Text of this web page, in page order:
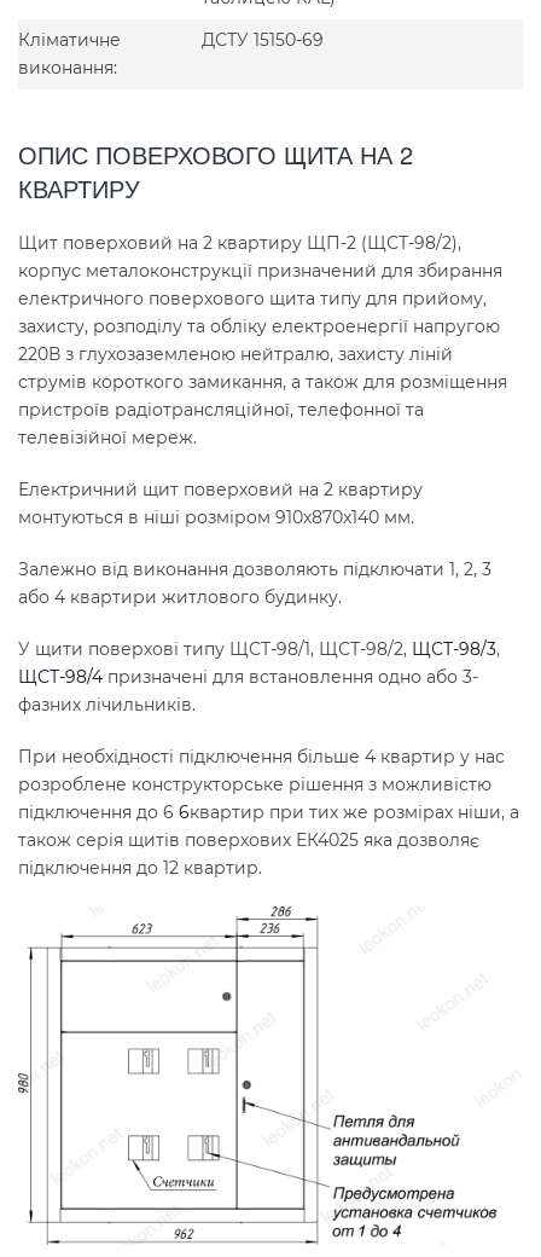
Кліматичне
виконання:
ДСТУ 15150-69
ОПИС ПОВЕРХОВОГО ЩИТА НА 2
КВАРТИРУ
Щит поверховий на 2 квартиру ЩП-2 (ЩСТ-98/2),
корпус металоконструкції призначений для збирання
електричного поверхового щита типу для прийому,
захисту, розподілу та обліку електроенергії напругою
220В з глухозаземленою нейтралю, захисту ліній
струмів короткого замикання, а також для розміщення
пристроїв радіотрансляційної, телефонної та
телевізійної мереж.
Електричний щит поверховий на 2 квартиру
монтуються в ніші розміром 910x870x140 мм.
Залежно від виконання дозволяють підключати 1, 2, 3
або 4 квартири житлового будинку.
У щити поверхові типу ЩСТ-98/1, ЩСТ-98/2, ЩСТ-98/3,
ЩСТ-98/4 призначені для встановлення одно або 3-
фазних лічильників.
При необхідності підключення більше 4 квартир у нас
розроблене конструкторське рішення з можливістю
підключення до 6 6квартир при тих же розмірах ніши, а
також серія щитів поверхових ЕК4025 яка дозволяє
підключення до 12 квартир.